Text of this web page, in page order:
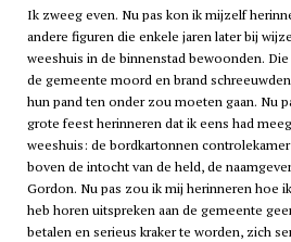
Ik zweeg even. Nu pas kon ik mijzelf
andere figuren die enkele jaren later bij
weeshuis in de binnenstad bewoonden.
de gemeente moord en brand
hun pand ten onder zou moeten gaan. Nu
grote feest herinneren dat ik eens had
weeshuis: de bordkartonnen
boven de intocht van de held, de
Gordon. Nu pas zou ik mij herinneren hoe
heb horen uitspreken aan de gemeente
betalen en serieus kraker te worden, zich